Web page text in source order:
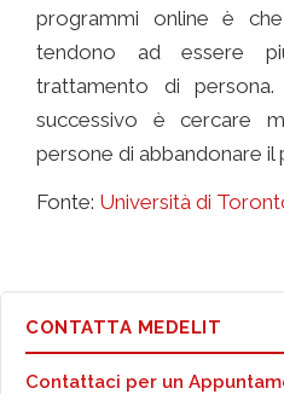
programmi online è
tendono ad essere
trattamento di
successivo è cercare
persone di abbandonare il
Fonte: Università di
CONTATTA MEDELIT
Contattaci per un